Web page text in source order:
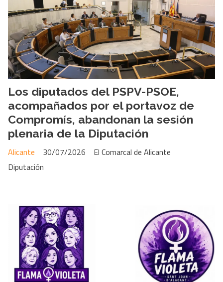
Los diputados del PSPV-PSOE,
acompañados por el portavoz de
Compromís, abandonan la sesión
plenaria de la Diputación
El Comarcal de Alicante
Alicante
30/07/2026
Diputación